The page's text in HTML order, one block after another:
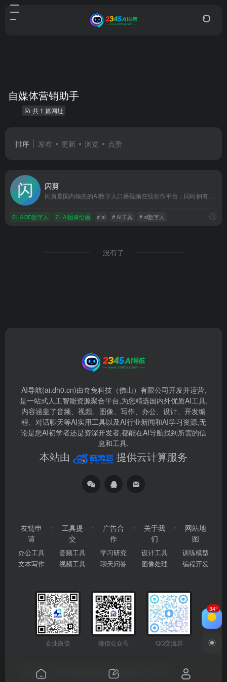
自媒体营销助手
共 1 篇网址
排序 发布 更新 浏览 点赞
闪剪
AI3D数字人 AI图像绘画 # ai # AI工具 # ai数字人
没有了
AI导航(ai.dh0.cn)由奇兔科技（佛山）有限公司开发并运营,
是一站式人工智能资源聚合平台,为您精选国内外优质AI工具,
内容涵盖了音频、视频、图像、写作、办公、设计、开发编
程、对话聊天等AI实用工具以及AI行业新闻和AI学习资源,无
论是您AI初学者还是资深开发者,都能在AI导航找到所需的信
息和工具.
本站由 提供云计算服务
友链申
请
办公工具
文本写作
工具提
交
音频工具
视频工具
广告合
作
学习研究
聊天问答
关于我
们
设计工具
图像处理
网站地
图
训练模型
编程开发
企业微信 微信公众号 QQ交流群
Copyright © 2026 粤ICP备2024177666号
34°